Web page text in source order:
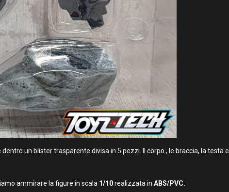
un blister trasparente divisa in 5 pezzi. Il corpo , le braccia, la testa e
ammirare la figure in scala 1/10realizzata in ABS/PVC.